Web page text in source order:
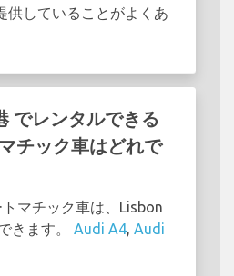
供していることがよくあ
でレンタルできる
チック車はどれで
マチック車は、Lisbon
きます。 Audi A4 Audi